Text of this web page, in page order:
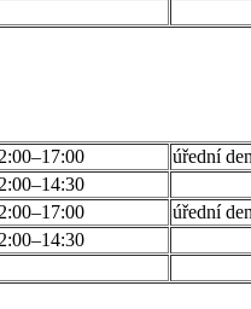
úřední
úřední